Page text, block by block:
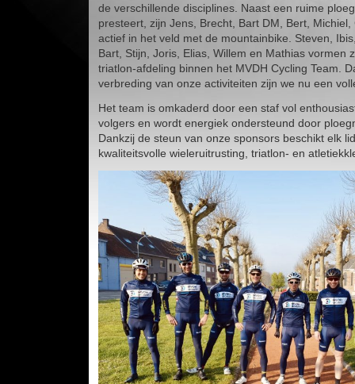
de verschillende disciplines. Naast een ruime
presteert, zijn Jens, Brecht, Bart DM, Bert,
actief in het veld met de mountainbike. Steven,
Bart, Stijn, Joris, Elias, Willem en Mathias vormen
triatlon-afdeling binnen het MVDH Cycling Team.
verbreding van onze activiteiten zijn we nu een
Het team is omkaderd door een staf vol
volgers en wordt energiek ondersteund door
Dankzij de steun van onze sponsors beschikt elk
kwaliteitsvolle wieleruitrusting, triatlon- en